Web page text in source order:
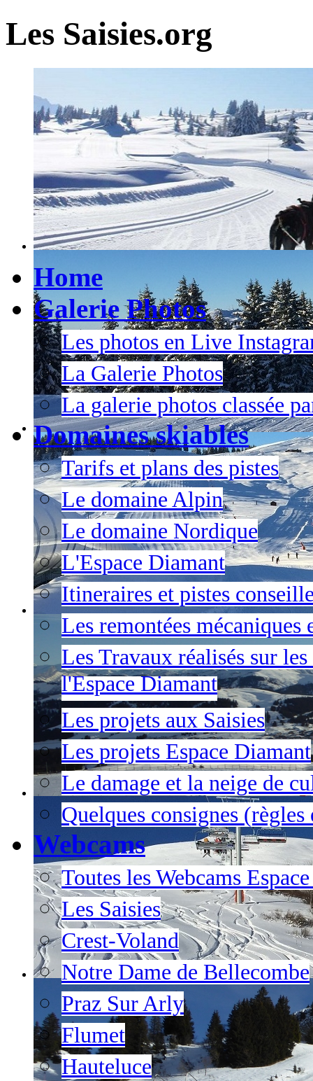
Les Saisies.org
Home
Galerie Photos
Les photos en Live
La Galerie Photos
La galerie photos classée
Domaines skiables
Tarifs et plans des pistes
Le domaine Alpin
Le domaine Nordique
L'Espace Diamant
Itineraires et pistes
Les remontées mécaniques
Les Travaux réalisés sur
l'Espace Diamant
Les projets aux Saisies
Les projets Espace Diamant
Le damage et la neige de
Quelques consignes (règles
Webcams
Toutes les Webcams
Les Saisies
Crest-Voland
Notre Dame de Bellecombe
Praz Sur Arly
Flumet
Hauteluce